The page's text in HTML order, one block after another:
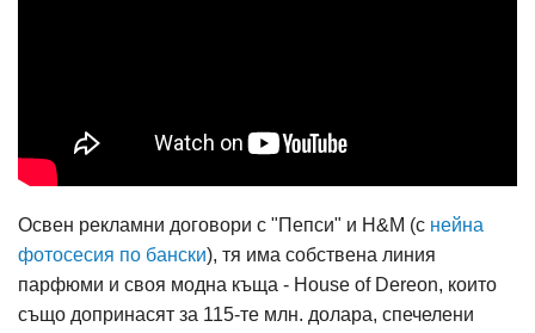
Освен рекламни договори с "Пепси" и H&M (с нейна
фотосесия по бански), тя има собствена линия
парфюми и своя модна къща - House of Dereon, които
също допринасят за 115-те млн. долара, спечелени